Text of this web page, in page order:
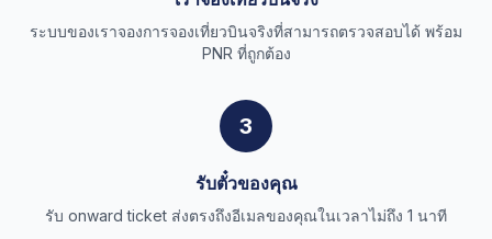
ระบบของเราจองการจองเที่ยวบินจริงที่สามารถตรวจสอบได้ พร้อม
PNR ที่ถูกต้อง
3
รับตั๋วของคุณ
รับ onward ticket ส่งตรงถึงอีเมลของคุณในเวลาไม่ถึง 1 นาที